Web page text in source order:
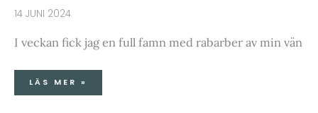
14 JUNI 2024
I veckan fick jag en full famn med rabarber av min vän
LÄS MER »